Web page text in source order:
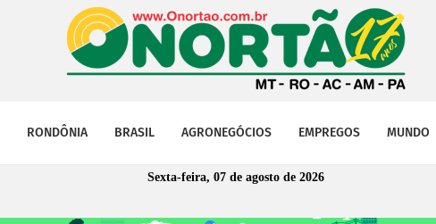
RONDÔNIA BRASIL AGRONEGÓCIOS EMPREGOS MUNDO
Sexta-feira, 07 de agosto de 2026